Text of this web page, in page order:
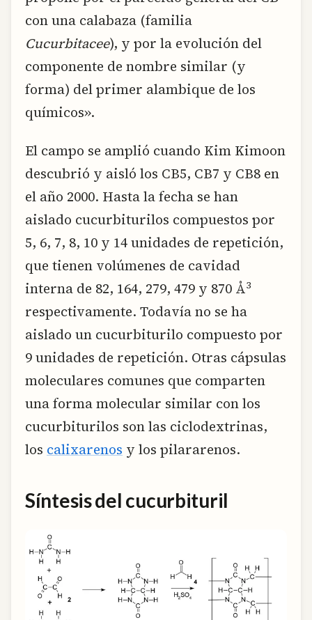
con una calabaza (familia
Cucurbitacee), y por la evolución del
componente de nombre similar (y
forma) del primer alambique de los
químicos».
El campo se amplió cuando Kim Kimoon
descubrió y aisló los CB5, CB7 y CB8 en
el año 2000. Hasta la fecha se han
aislado cucurbiturilos compuestos por
5, 6, 7, 8, 10 y 14 unidades de repetición,
que tienen volúmenes de cavidad
interna de 82, 164, 279, 479 y 870 Å3
respectivamente. Todavía no se ha
aislado un cucurbiturilo compuesto por
9 unidades de repetición. Otras cápsulas
moleculares comunes que comparten
una forma molecular similar con los
cucurbiturilos son las ciclodextrinas,
los calixarenos y los pilararenos.
Síntesis del cucurbituril